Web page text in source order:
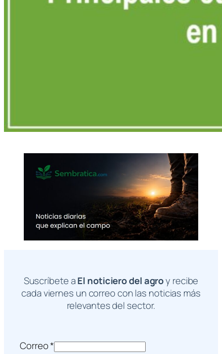
Suscríbete aEl noticiero del agroy recibe
cada viernes un correo con las noticias más
relevantes del sector.
Correo*